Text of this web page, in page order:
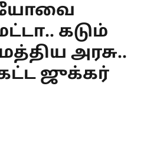
கடும்
அரசு..
ஜுக்கர்